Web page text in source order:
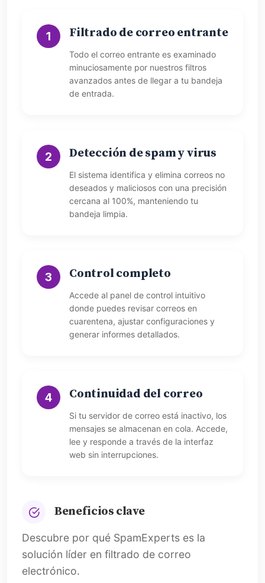
1 Filtrado de correo entrante
Todo el correo entrante es examinado
minuciosamente por nuestros filtros
avanzados antes de llegar a tu bandeja
de entrada.
2 Detección de spam y virus
El sistema identifica y elimina correos no
deseados y maliciosos con una precisión
cercana al 100%, manteniendo tu
bandeja limpia.
3 Control completo
Accede al panel de control intuitivo
donde puedes revisar correos en
cuarentena, ajustar configuraciones y
generar informes detallados.
4 Continuidad del correo
Si tu servidor de correo está inactivo, los
mensajes se almacenan en cola. Accede,
lee y responde a través de la interfaz
web sin interrupciones.
Beneficios clave
Descubre por qué SpamExperts es la
solución líder en filtrado de correo
electrónico.